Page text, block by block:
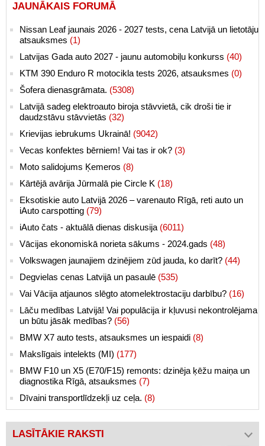
JAUNĀKAIS FORUMĀ
Nissan Leaf jaunais 2026 - 2027 tests, cena Latvijā un lietotāju
atsauksmes (1)
Latvijas Gada auto 2027 - jaunu automobiļu konkurss (40)
KTM 390 Enduro R motocikla tests 2026, atsauksmes (0)
Šofera dienasgrāmata. (5308)
Latvijā sadeg elektroauto biroja stāvvietā, cik droši tie ir
daudzstāvu stāvvietās (32)
Krievijas iebrukums Ukrainā! (9042)
Vecas konfektes bērniem! Vai tas ir ok? (3)
Moto salidojums Ķemeros (8)
Kārtējā avārija Jūrmalā pie Circle K (18)
Eksotiskie auto Latvijā 2026 – varenauto Rīgā, reti auto un
iAuto carspotting (79)
iAuto čats - aktuālā dienas diskusija (6011)
Vācijas ekonomiskā norieta sākums - 2024.gads (48)
Volkswagen jaunajiem dzinējiem zūd jauda, ko darīt? (44)
Degvielas cenas Latvijā un pasaulē (535)
Vai Vācija atjaunos slēgto atomelektrostaciju darbību? (16)
Lāču medības Latvijā! Vai populācija ir kļuvusi nekontrolējama
un būtu jāsāk medības? (56)
BMW X7 auto tests, atsauksmes un iespaidi (8)
Makslīgais intelekts (MI) (177)
BMW F10 un X5 (E70/F15) remonts: dzinēja ķēžu maiņa un
diagnostika Rīgā, atsauksmes (7)
Dīvaini transportlīdzekļi uz ceļa. (8)
LASĪTĀKIE RAKSTI